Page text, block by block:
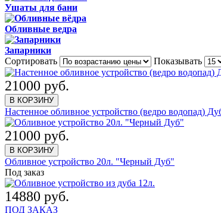
Ушаты для бани
Обливные ведра
Запарники
Сортировать
Показывать
21000 руб.
В КОРЗИНУ
Настенное обливное устройство (ведро водопад)
21000 руб.
В КОРЗИНУ
Обливное устройство 20л. "Черный Дуб"
Под заказ
14880 руб.
ПОД ЗАКАЗ